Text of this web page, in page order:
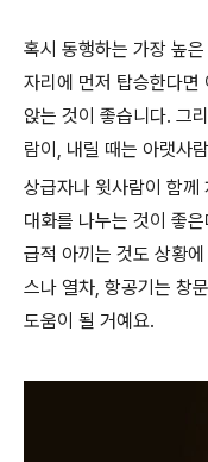
혹시 동행하는 가장 높
자리에 먼저 탑승한다면
앉는 것이 좋습니다. 그
람이, 내릴 때는 아랫사
상급자나 윗사람이 함께
대화를 나누는 것이 좋
급적 아끼는 것도 상황
스나 열차, 항공기는 창
도움이 될 거예요.